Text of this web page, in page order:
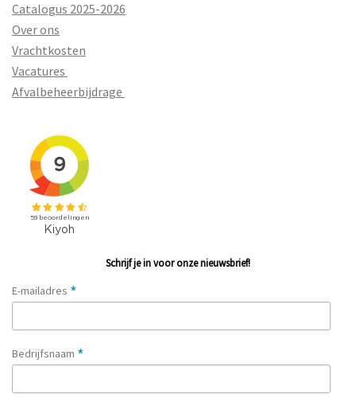
Catalogus 2025-2026
Over ons
Vrachtkosten
Vacatures
Afvalbeheerbijdrage
Schrijf je in voor onze nieuwsbrief!
E-mailadres *
Bedrijfsnaam *